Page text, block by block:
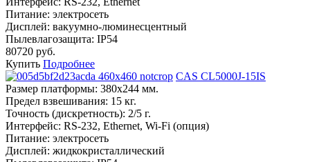
Питание: электросеть
Дисплей: вакуумно-люминесцентный
Пылевлагозащита: IP54
80720 руб.
Купить Подробнее
CAS CL5000J-15IS
Размер платформы: 380х244 мм.
Предел взвешивания: 15 кг.
Точность (дискретность): 2/5 г.
Интерфейс: RS-232, Ethernet, Wi-Fi (опция)
Питание: электросеть
Дисплей: жидкокристаллический